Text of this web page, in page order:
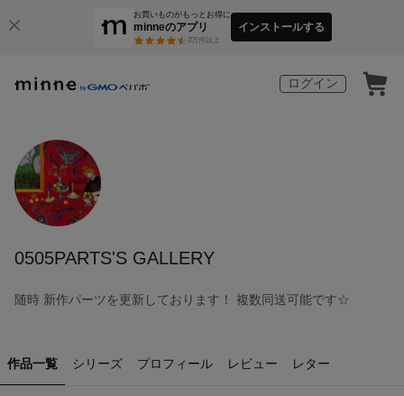
お買いものがもっとお得に
minneのアプリ
3万件以上
インストールする
ログイン
0505PARTS'S GALLERY
随時 新作パーツを更新しております！ 複数同送可能です☆
作品一覧 シリーズ プロフィール レビュー レター